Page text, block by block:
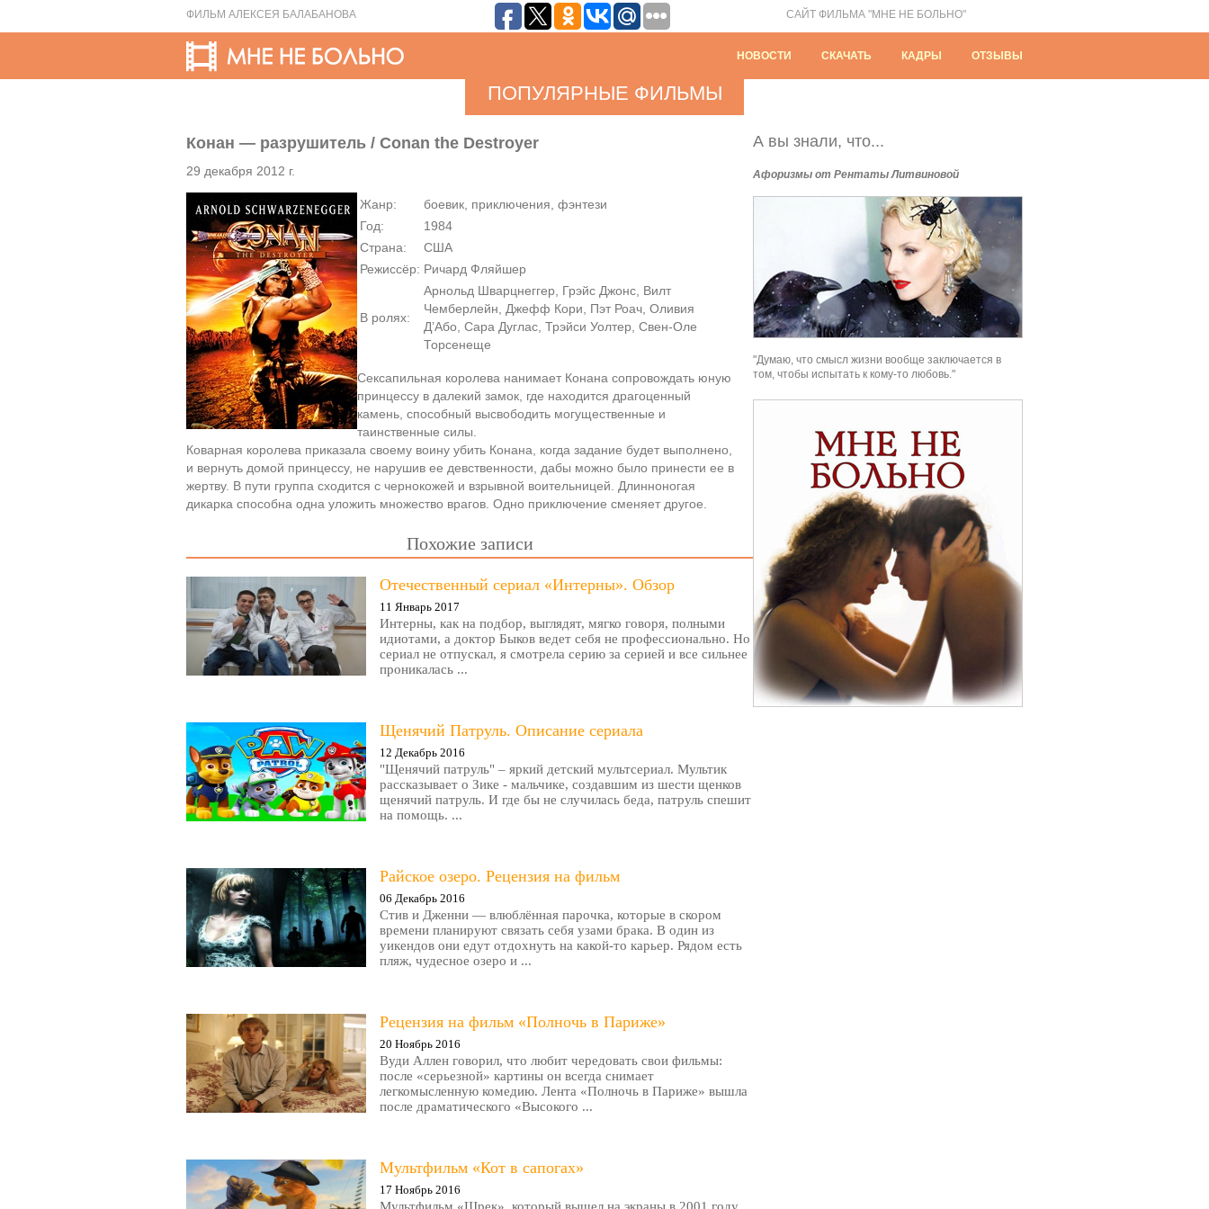
ФИЛЬМ АЛЕКСЕЯ БАЛАБАНОВА САЙТ ФИЛЬМА "МНЕ НЕ БОЛЬНО"
НОВОСТИ СКАЧАТЬ КАДРЫ ОТЗЫВЫ
ПОПУЛЯРНЫЕ ФИЛЬМЫ
Конан — разрушитель / Conan the Destroyer
29 декабря 2012 г.
Жанр:
боевик, приключения, фэнтези
Год:
1984
Страна:
США
Режиссёр: Ричард Фляйшер
В ролях:
Арнольд Шварцнеггер, Грэйс Джонс, Вилт
Чемберлейн, Джефф Кори, Пэт Роач, Оливия
Д’Або, Сара Дуглас, Трэйси Уолтер, Свен-Оле
Торсенеще
Сексапильная королева нанимает Конана сопровождать юную
принцессу в далекий замок, где находится драгоценный
камень, способный высвободить могущественные и
таинственные силы.
Коварная королева приказала своему воину убить Конана, когда задание будет выполнено,
и вернуть домой принцессу, не нарушив ее девственности, дабы можно было принести ее в
жертву. В пути группа сходится с чернокожей и взрывной воительницей. Длинноногая
дикарка способна одна уложить множество врагов. Одно приключение сменяет другое.
Похожие записи
Отечественный сериал «Интерны». Обзор
11 Январь 2017
Интерны, как на подбор, выглядят, мягко говоря, полными
идиотами, а доктор Быков ведет себя не профессионально. Но
сериал не отпускал, я смотрела серию за серией и все сильнее
проникалась ...
Щенячий Патруль. Описание сериала
12 Декабрь 2016
"Щенячий патруль" – яркий детский мультсериал. Мультик
рассказывает о Зике - мальчике, создавшим из шести щенков
щенячий патруль. И где бы не случилась беда, патруль спешит
на помощь. ...
Райское озеро. Рецензия на фильм
06 Декабрь 2016
Стив и Дженни — влюблённая парочка, которые в скором
времени планируют связать себя узами брака. В один из
уикендов они едут отдохнуть на какой-то карьер. Рядом есть
пляж, чудесное озеро и ...
Рецензия на фильм «Полночь в Париже»
20 Ноябрь 2016
Вуди Аллен говорил, что любит чередовать свои фильмы:
после «серьезной» картины он всегда снимает
легкомысленную комедию. Лента «Полночь в Париже» вышла
после драматического «Высокого ...
Мультфильм «Кот в сапогах»
17 Ноябрь 2016
А вы знали, что...
Афоризмы от Рентаты Литвиновой
"Думаю, что смысл жизни вообще заключается в
том, чтобы испытать к кому-то любовь."